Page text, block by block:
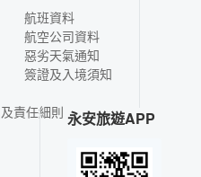
航班資料
航空公司資料
惡劣天氣通知
簽證及入境須知
責任細則 永安旅遊APP